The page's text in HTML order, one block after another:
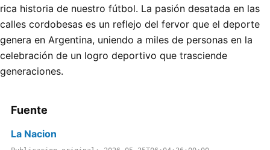
rica historia de nuestro fútbol. La pasión desatada en las
calles cordobesas es un reflejo del fervor que el deporte
genera en Argentina, uniendo a miles de personas en la
celebración de un logro deportivo que trasciende
generaciones.
Fuente
La Nacion